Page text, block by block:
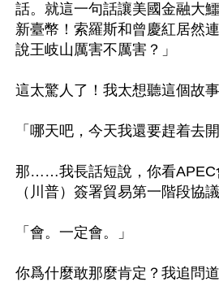
話。就這一句話讓美國金融大
新臺幣！索羅斯和曾慶紅居然
說王岐山厲害不厲害？」
這太驚人了！我太想聽這個故事
「哪天吧，今天我還要趕着去
那……我長話短說，你看APEC
（川普）簽署貿易第一階段協
「會。一定會。」
你爲什麼敢那麼肯定？我追問道